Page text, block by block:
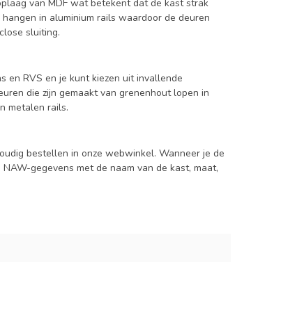
van MDF wat betekent dat de kast strak
in aluminium rails waardoor de deuren
sluiting.
RVS en je kunt kiezen uit invallende
die zijn gemaakt van grenenhout lopen in
metalen rails.
bestellen in onze webwinkel. Wanneer je de
gegevens met de naam van de kast, maat,